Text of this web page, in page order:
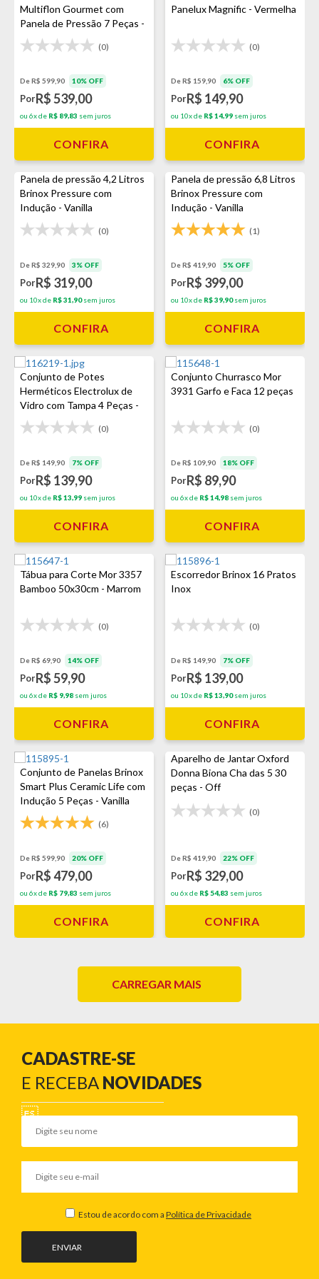
Multiflon Gourmet com
Panela de Pressão 7 Peças -
Preto
(0)
De R$ 599,90 10% OFF
PorR$ 539,00
ou 6x de R$ 89,83 sem juros
CONFIRA
Panelux Magnific - Vermelha
(0)
De R$ 159,90 6% OFF
PorR$ 149,90
ou 10x de R$ 14,99 sem juros
CONFIRA
Panela de pressão 4,2 Litros
Brinox Pressure com
Indução - Vanilla
(0)
De R$ 329,90 3% OFF
PorR$ 319,00
ou 10x de R$ 31,90sem juros
CONFIRA
Panela de pressão 6,8 Litros
Brinox Pressure com
Indução - Vanilla
(1)
De R$ 419,90 5% OFF
PorR$ 399,00
ou 10x de R$ 39,90sem juros
CONFIRA
Conjunto de Potes
Herméticos Electrolux de
Vidro com Tampa 4 Peças -
Inox
(0)
De R$ 149,90 7% OFF
PorR$ 139,90
ou 10x de R$ 13,99 sem juros
CONFIRA
Conjunto Churrasco Mor
3931 Garfo e Faca 12 peças
(0)
De R$ 109,90 18% OFF
PorR$ 89,90
ou 6x de R$ 14,98 sem juros
CONFIRA
Tábua para Corte Mor 3357
Bamboo 50x30cm - Marrom
(0)
De R$ 69,90 14% OFF
PorR$ 59,90
ou 6x de R$ 9,98 sem juros
CONFIRA
Escorredor Brinox 16 Pratos
Inox
(0)
De R$ 149,90 7% OFF
PorR$ 139,00
ou 10x de R$ 13,90sem juros
CONFIRA
Conjunto de Panelas Brinox
Smart Plus Ceramic Life com
Indução 5 Peças - Vanilla
(6)
De R$ 599,90 20% OFF
PorR$ 479,00
ou 6x de R$ 79,83 sem juros
CONFIRA
Aparelho de Jantar Oxford
Donna Biona Cha das 5 30
peças - Off
White/Verde/Vermelho
(0)
De R$ 419,90 22% OFF
PorR$ 329,00
ou 6x de R$ 54,83 sem juros
CONFIRA
CARREGAR MAIS
CADASTRE-SE
E RECEBA NOVIDADES
ENVIAR
Estou de acordo com a Política de Privacidade